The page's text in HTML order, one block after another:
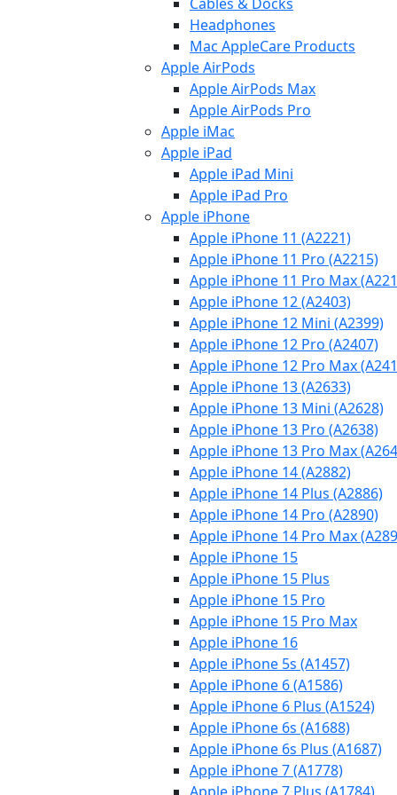
Headphones
Mac AppleCare Products
Apple AirPods
Apple AirPods Max
Apple AirPods Pro
Apple iMac
Apple iPad
Apple iPad Mini
Apple iPad Pro
Apple iPhone
Apple iPhone 11 (A2221)
Apple iPhone 11 Pro (A2215)
Apple iPhone 11 Pro Max
Apple iPhone 12 (A2403)
Apple iPhone 12 Mini (A2399)
Apple iPhone 12 Pro (A2407)
Apple iPhone 12 Pro Max
Apple iPhone 13 (A2633)
Apple iPhone 13 Mini (A2628)
Apple iPhone 13 Pro (A2638)
Apple iPhone 13 Pro Max
Apple iPhone 14 (A2882)
Apple iPhone 14 Plus (A2886)
Apple iPhone 14 Pro (A2890)
Apple iPhone 14 Pro Max
Apple iPhone 15
Apple iPhone 15 Plus
Apple iPhone 15 Pro
Apple iPhone 15 Pro Max
Apple iPhone 16
Apple iPhone 5s (A1457)
Apple iPhone 6 (A1586)
Apple iPhone 6 Plus (A1524)
Apple iPhone 6s (A1688)
Apple iPhone 6s Plus (A1687)
Apple iPhone 7 (A1778)